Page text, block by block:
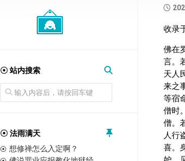
收录
佛在
言。
天人
来之
等宿
僧时
僧。
人行
喜。
☉ 站内搜索
☉ 法雨满天
想修禅怎么入定啊？